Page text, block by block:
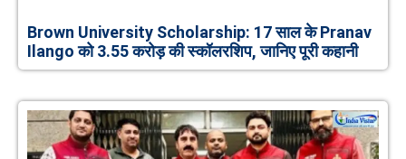
Brown University Scholarship: 17 साल के Pranav
Ilango को 3.55 करोड़ की स्कॉलरशिप, जानिए पूरी कहानी